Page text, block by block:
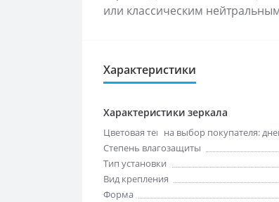
или классическим
Характеристики
Характеристики зеркала
Цветовая температурана выбор покупателя:
Степень влагозащиты
Тип установки
Вид крепления
Форма